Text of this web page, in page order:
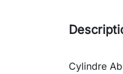
Cylindre